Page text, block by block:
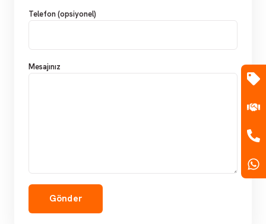
Telefon (opsiyonel)
Mesajınız
Gönder